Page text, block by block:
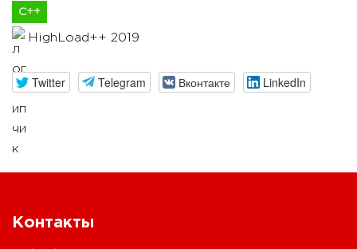
С++
HighLoad++ 2019
Twitter Telegram Вконтакте LinkedIn
Контакты